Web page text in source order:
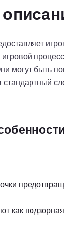
могут быть
стандартный
как